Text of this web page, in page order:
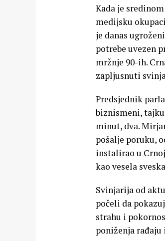
Kada je
medijsku
je danas
potrebe uvezen
mržnje 90-ih.
zapljusnuti
Predsjednik
biznismeni,
minut, dva.
pošalje poruku,
instalirao u
kao vesela
Svinjarija od
počeli da
strahu i
poniženja